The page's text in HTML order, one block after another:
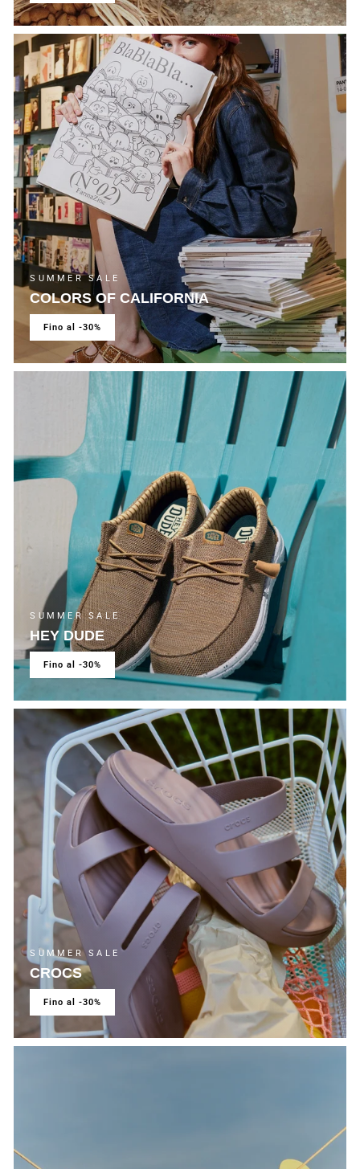
SUMMER SALE
COLORS OF CALIFORNIA
fino al -30%
SUMMER SALE
HEY DUDE
fino al -30%
SUMMER SALE
CROCS
fino al -30%